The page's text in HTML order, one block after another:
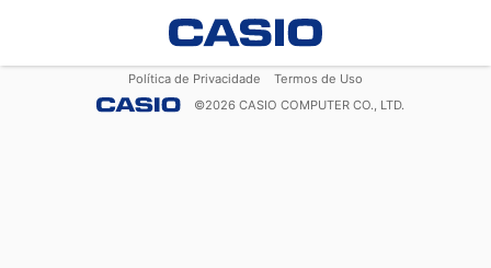
Política de Privacidade
Termos de Uso
©2026 CASIO COMPUTER CO., LTD.